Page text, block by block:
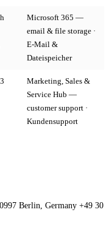
Microsoft 365 —
email & file storage ·
E-Mail &
Dateispeicher
Marketing, Sales &
Service Hub —
customer support ·
Kundensupport
Berlin, Germany +49 30